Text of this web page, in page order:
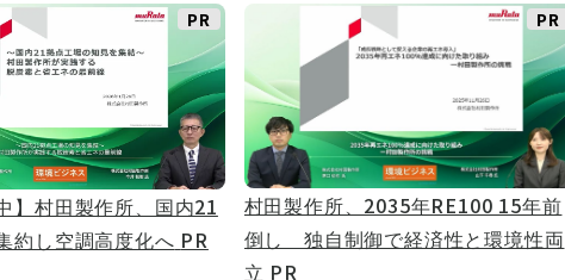
PR
】村田製作所、国内21
約し空調高度化へ PR
PR
村田製作所、2035年RE100 15年前
倒し 独自制御で経済性と環境性両
立 PR